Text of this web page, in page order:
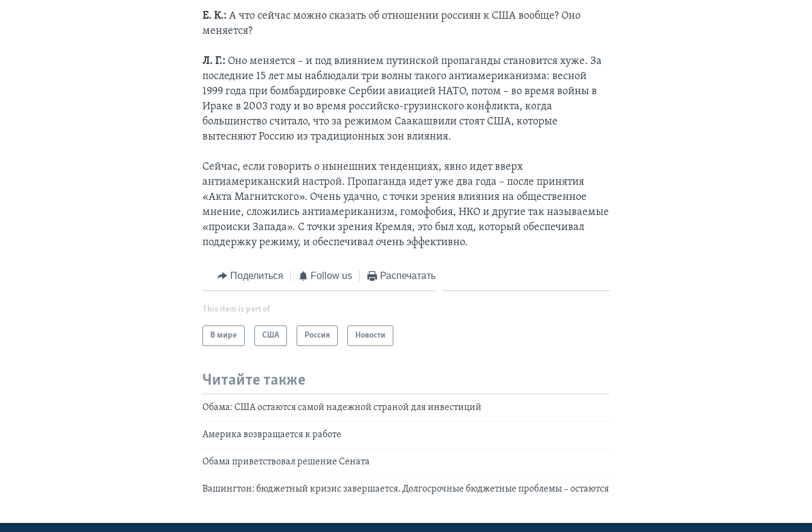
Е. К.: А что сейчас можно сказать об отношении россиян к США вообще? Оно
меняется?
Л. Г.: Оно меняется – и под влиянием путинской пропаганды становится хуже. За
последние 15 лет мы наблюдали три волны такого антиамериканизма: весной
1999 года при бомбардировке Сербии авиацией НАТО, потом – во время войны в
Ираке в 2003 году и во время российско-грузинского конфликта, когда
большинство считало, что за режимом Саакашвили стоят США, которые
вытесняют Россию из традиционных зон влияния.
Сейчас, если говорить о нынешних тенденциях, явно идет вверх
антиамериканский настрой. Пропаганда идет уже два года – после принятия
«Акта Магнитского». Очень удачно, с точки зрения влияния на общественное
мнение, сложились антиамериканизм, гомофобия, НКО и другие так называемые
«происки Запада». С точки зрения Кремля, это был ход, который обеспечивал
поддержку режиму, и обеспечивал очень эффективно.
Поделиться Follow us Распечатать
This item is part of
В мире США Россия Новости
Читайте также
Обама: США остаются самой надежной страной для инвестиций
Америка возвращается к работе
Обама приветствовал решение Сената
Вашингтон: бюджетный кризис завершается. Долгосрочные бюджетные проблемы – остаются